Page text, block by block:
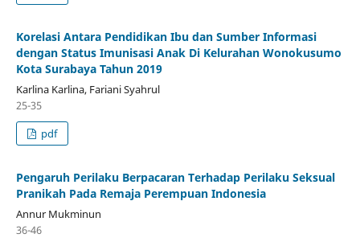
Korelasi Antara Pendidikan Ibu dan Sumber Informasi
dengan Status Imunisasi Anak Di Kelurahan Wonokusumo
Kota Surabaya Tahun 2019
Karlina Karlina, Fariani Syahrul
25-35
pdf
Pengaruh Perilaku Berpacaran Terhadap Perilaku Seksual
Pranikah Pada Remaja Perempuan Indonesia
Annur Mukminun
36-46